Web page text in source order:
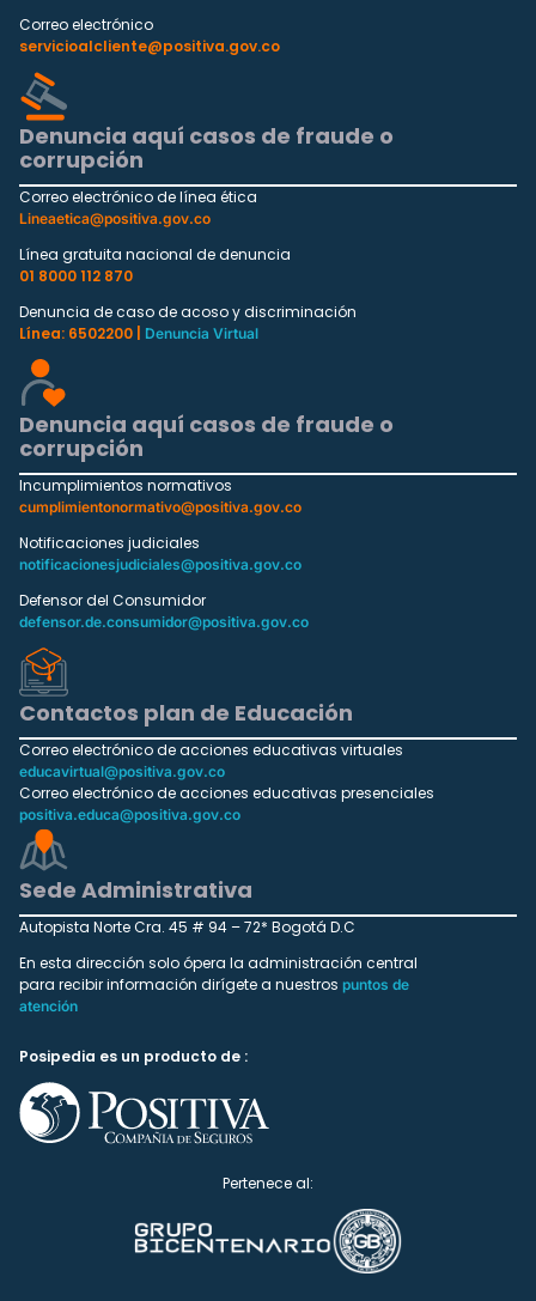
Correo electrónico
servicioalcliente@positiva.gov.co
Denuncia aquí casos de fraude o
corrupción
Correo electrónico de línea ética
Lineaetica@positiva.gov.co
Línea gratuita nacional de denuncia
01 8000 112 870
Denuncia de caso de acoso y discriminación
Línea: 6502200 |
Denuncia Virtual
Denuncia aquí casos de fraude o
corrupción
Incumplimientos normativos
cumplimientonormativo@positiva.gov.co
Notificaciones judiciales
notificacionesjudiciales@positiva.gov.co
Defensor del Consumidor
defensor.de.consumidor@positiva.gov.co
Contactos plan de Educación
Correo electrónico de acciones educativas virtuales
educavirtual@positiva.gov.co
Correo electrónico de acciones educativas presenciales
positiva.educa@positiva.gov.co
Sede Administrativa
Autopista Norte Cra. 45 # 94 – 72* Bogotá D.C
En esta dirección solo ópera la administración central
para recibir información dirígete a nuestros puntos de
atención
Posipedia es un producto de :
Pertenece al: